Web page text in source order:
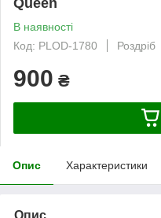
В наявності
Код: PLOD-1780
Роздріб
900 ₴
Опис Характеристики
Опис